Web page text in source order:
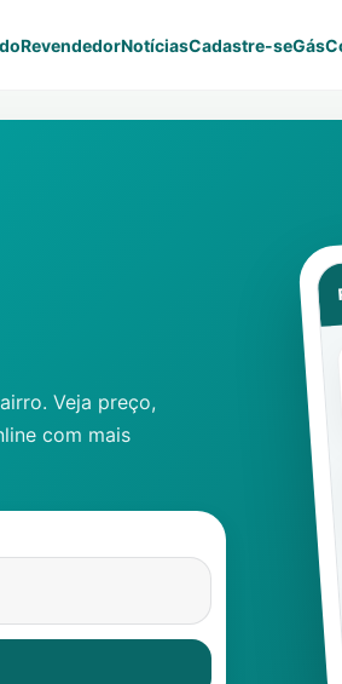
RevendedorNotíciasCadastre-seGás
Veja preço,
com mais